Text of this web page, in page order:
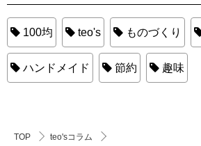
100均 teo's ものづくり
ハンドメイド 節約 趣味
TOP
teo'sコラム